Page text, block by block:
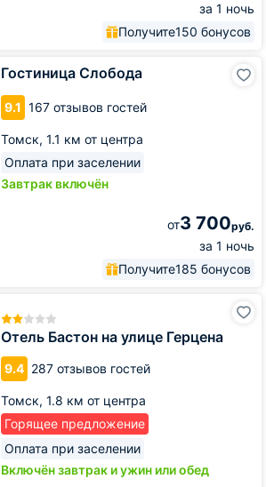
за 1 ночь
Получите150 бонусов
Гостиница Слобода
9.1 167 отзывов гостей
Томск, 1.1 км от центра
Оплата при заселении
Завтрак включён
от3 700руб.
за 1 ночь
Получите185 бонусов
Отель Бастон на улице Герцена
9.4 287 отзывов гостей
Томск, 1.8 км от центра
Горящее предложение
Оплата при заселении
Включён завтрак и ужин или обед